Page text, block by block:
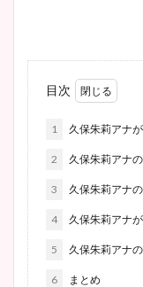
目次
1 久保朱莉アナ
2 久保朱莉アナ
3 久保朱莉アナ
4 久保朱莉アナ
5 久保朱莉アナ
6 まとめ